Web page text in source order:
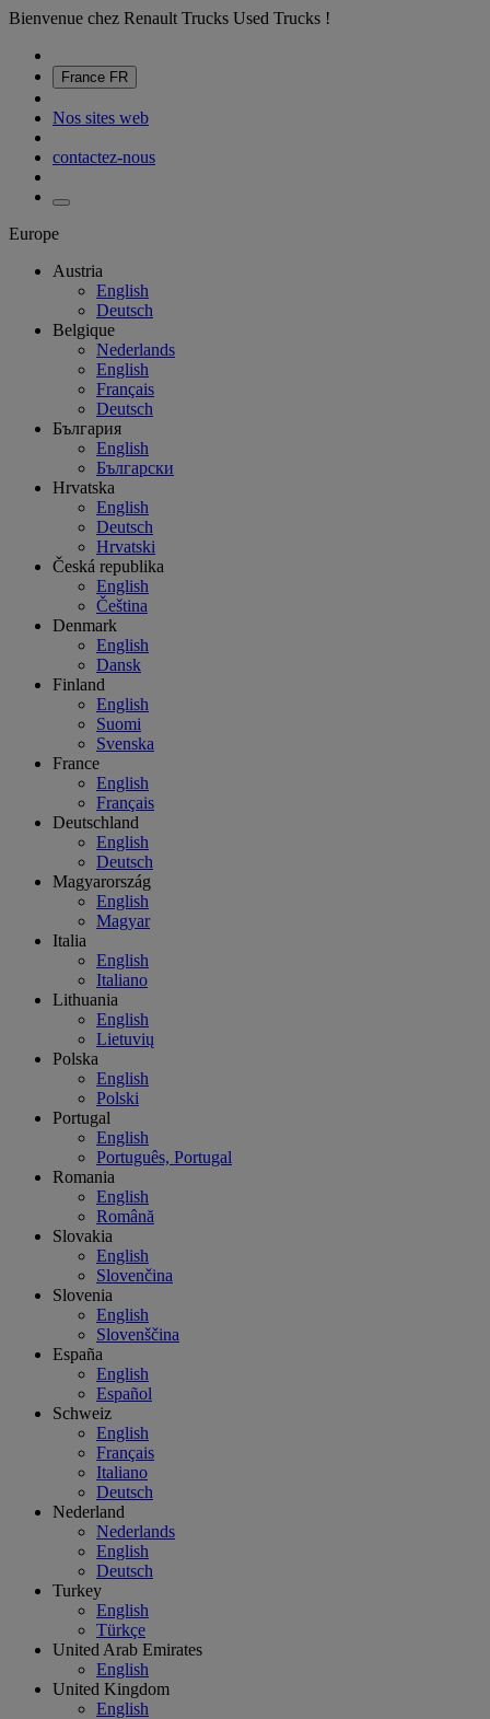
Bienvenue chez Renault Trucks Used Trucks !
France FR
Nos sites web
contactez-nous
Europe
Austria
English
Deutsch
Belgique
Nederlands
English
Français
Deutsch
България
English
Български
Hrvatska
English
Deutsch
Hrvatski
Česká republika
English
Čeština
Denmark
English
Dansk
Finland
English
Suomi
Svenska
France
English
Français
Deutschland
English
Deutsch
Magyarország
English
Magyar
Italia
English
Italiano
Lithuania
English
Lietuvių
Polska
English
Polski
Portugal
English
Português, Portugal
Romania
English
Română
Slovakia
English
Slovenčina
Slovenia
English
Slovenščina
España
English
Español
Schweiz
English
Français
Italiano
Deutsch
Nederland
Nederlands
English
Deutsch
Turkey
English
Türkçe
United Arab Emirates
English
United Kingdom
English